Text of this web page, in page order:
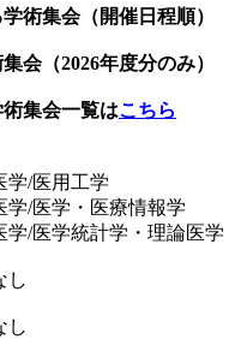
術集会（開催日程順）
会（2026年度分のみ）
集会一覧はこちら
医用工学
学・医療情報学
学統計学・理論医学